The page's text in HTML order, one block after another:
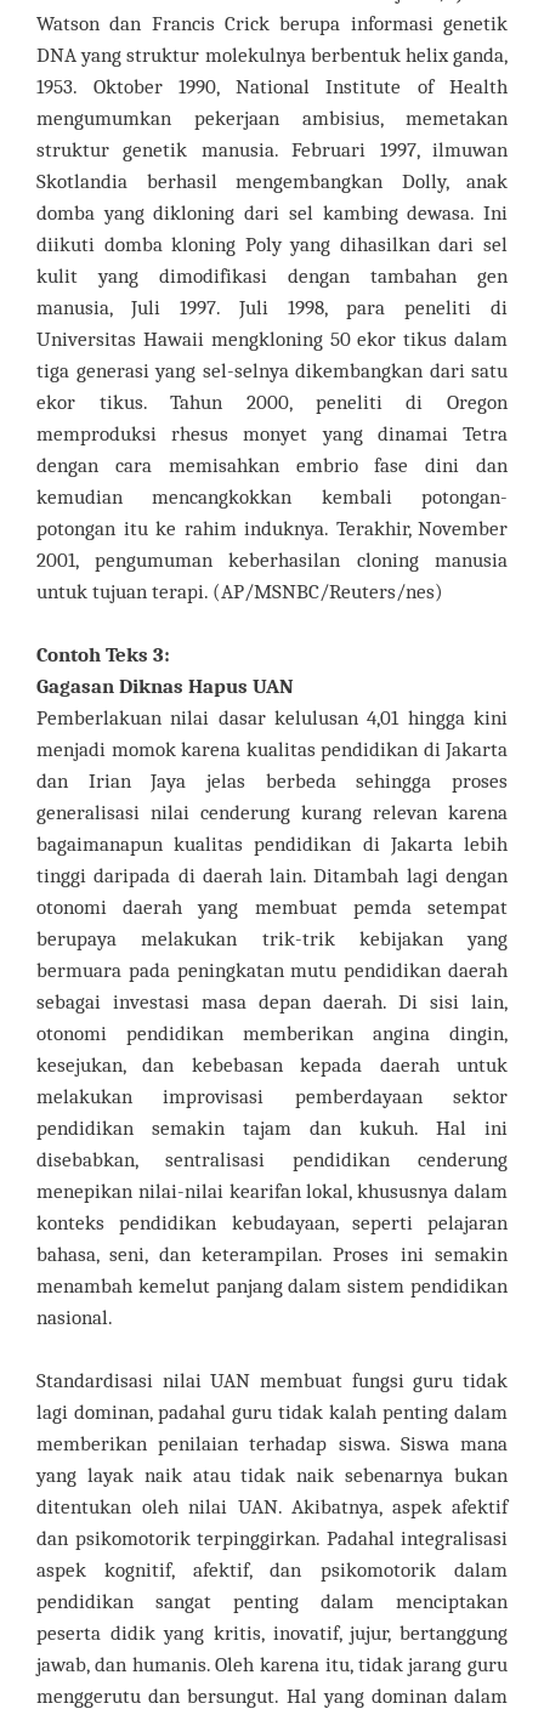
Watson dan Francis Crick berupa informasi genetik
DNA yang struktur molekulnya berbentuk helix ganda,
1953. Oktober 1990, National Institute of Health
mengumumkan pekerjaan ambisius, memetakan
struktur genetik manusia. Februari 1997, ilmuwan
Skotlandia berhasil mengembangkan Dolly, anak
domba yang dikloning dari sel kambing dewasa. Ini
diikuti domba kloning Poly yang dihasilkan dari sel
kulit yang dimodifikasi dengan tambahan gen
manusia, Juli 1997. Juli 1998, para peneliti di
Universitas Hawaii mengkloning 50 ekor tikus dalam
tiga generasi yang sel-selnya dikembangkan dari satu
ekor tikus. Tahun 2000, peneliti di Oregon
memproduksi rhesus monyet yang dinamai Tetra
dengan cara memisahkan embrio fase dini dan
kemudian mencangkokkan kembali potongan-
potongan itu ke rahim induknya. Terakhir, November
2001, pengumuman keberhasilan cloning manusia
untuk tujuan terapi. (AP/MSNBC/Reuters/nes)
Contoh Teks 3:
Gagasan Diknas Hapus UAN
Pemberlakuan nilai dasar kelulusan 4,01 hingga kini
menjadi momok karena kualitas pendidikan di Jakarta
dan Irian Jaya jelas berbeda sehingga proses
generalisasi nilai cenderung kurang relevan karena
bagaimanapun kualitas pendidikan di Jakarta lebih
tinggi daripada di daerah lain. Ditambah lagi dengan
otonomi daerah yang membuat pemda setempat
berupaya melakukan trik-trik kebijakan yang
bermuara pada peningkatan mutu pendidikan daerah
sebagai investasi masa depan daerah. Di sisi lain,
otonomi pendidikan memberikan angina dingin,
kesejukan, dan kebebasan kepada daerah untuk
melakukan improvisasi pemberdayaan sektor
pendidikan semakin tajam dan kukuh. Hal ini
disebabkan, sentralisasi pendidikan cenderung
menepikan nilai-nilai kearifan lokal, khususnya dalam
konteks pendidikan kebudayaan, seperti pelajaran
bahasa, seni, dan keterampilan. Proses ini semakin
menambah kemelut panjang dalam sistem pendidikan
nasional.
Standardisasi nilai UAN membuat fungsi guru tidak
lagi dominan, padahal guru tidak kalah penting dalam
memberikan penilaian terhadap siswa. Siswa mana
yang layak naik atau tidak naik sebenarnya bukan
ditentukan oleh nilai UAN. Akibatnya, aspek afektif
dan psikomotorik terpinggirkan. Padahal integralisasi
aspek kognitif, afektif, dan psikomotorik dalam
pendidikan sangat penting dalam menciptakan
peserta didik yang kritis, inovatif, jujur, bertanggung
jawab, dan humanis. Oleh karena itu, tidak jarang guru
menggerutu dan bersungut. Hal yang dominan dalam